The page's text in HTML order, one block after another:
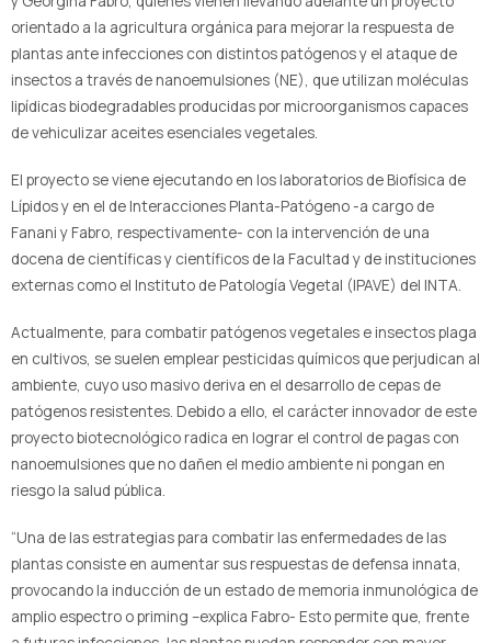
orientado a la agricultura orgánica para mejorar la respuesta de
plantas ante infecciones con distintos patógenos y el ataque de
insectos a través de nanoemulsiones (NE), que utilizan moléculas
lipídicas biodegradables producidas por microorganismos capaces
de vehiculizar aceites esenciales vegetales.
El proyecto se viene ejecutando en los laboratorios de Biofísica de
Lípidos y en el de Interacciones Planta-Patógeno -a cargo de
Fanani y Fabro, respectivamente- con la intervención de una
docena de científicas y científicos de la Facultad y de instituciones
externas como el Instituto de Patología Vegetal (IPAVE) del INTA.
Actualmente, para combatir patógenos vegetales e insectos plaga
en cultivos, se suelen emplear pesticidas químicos que perjudican al
ambiente, cuyo uso masivo deriva en el desarrollo de cepas de
patógenos resistentes. Debido a ello, el carácter innovador de este
proyecto biotecnológico radica en lograr el control de pagas con
nanoemulsiones que no dañen el medio ambiente ni pongan en
riesgo la salud pública.
“Una de las estrategias para combatir las enfermedades de las
plantas consiste en aumentar sus respuestas de defensa innata,
provocando la inducción de un estado de memoria inmunológica de
amplio espectro o priming –explica Fabro- Esto permite que, frente